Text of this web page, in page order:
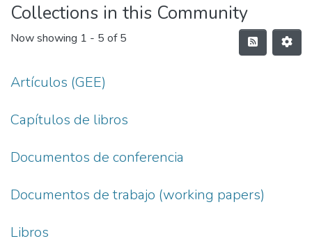
Collections in this Community
Now showing 1 - 5 of 5
Artículos (GEE)
Capítulos de libros
Documentos de conferencia
Documentos de trabajo (working papers)
Libros